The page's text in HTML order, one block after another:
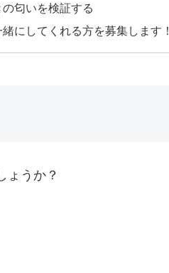
匂いを検証する
にしてくれる方を募集します！
ょうか？